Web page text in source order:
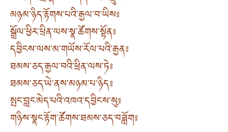
མཉམ་ཉིད་རྟོགས་པའི་རྒྱལ་བ་ཡིས༔
སྒྲོལ་ཕྱིར་ཕྲིན་ལས་སྣ་ཚོགས་སྟོན༔
དབྱིངས་ལས་མ་གཡོས་རོལ་པའི་རྒྱན༔
ཐམས་ཅད་རྒྱལ་བའི་ཕྲིན་ལས་ཏེ༔
ཐམས་ཅད་ཡེ་ནས་མཉམ་པ་ཉིད༔
སྤང་བླང་མེད་པའི་འཁའ་དབྱིངས་སུ༔
གཉིས་སྣང་རྟོག་ཚོགས་ཐམས་ཅད་བཟློག༔